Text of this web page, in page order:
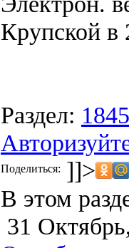
Крупской в
Раздел: 1845
Поделиться: ]]>
В этом
31